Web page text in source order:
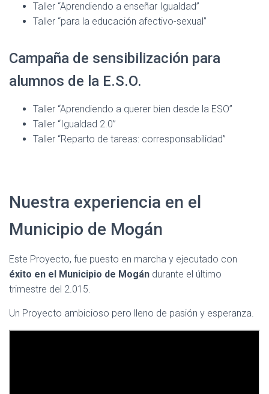
Taller “Aprendiendo a enseñar Igualdad”
Taller “para la educación afectivo-sexual”
Campaña de sensibilización para
alumnos de la E.S.O.
Taller “Aprendiendo a querer bien desde la ESO”
Taller “Igualdad 2.0”
Taller “Reparto de tareas: corresponsabilidad”
Nuestra experiencia en el
Municipio de Mogán
Este Proyecto, fue puesto en marcha y ejecutado con
éxito en el Municipio de Mogán durante el último
trimestre del 2.015.
Un Proyecto ambicioso pero lleno de pasión y esperanza.